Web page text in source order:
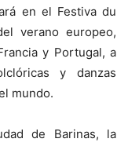
en el Festiva du
verano europeo,
y Portugal, a
y danzas
mundo.
de Barinas, la